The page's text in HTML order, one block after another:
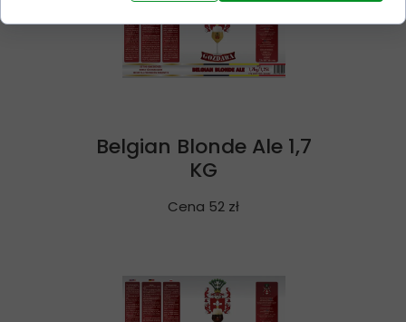
Belgian Blonde Ale 1,7
KG
Cena 52 zł